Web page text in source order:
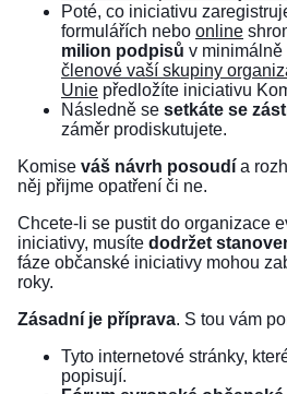
Poté, co iniciativu
formulářích nebo online
milion podpisů v minimálně
členové vaší skupiny
Unie předložíte iniciativu
Následně se setkáte se
záměr prodiskutujete.
Komise váš návrh posoudí a
něj přijme opatření či ne.
Chcete-li se pustit do organizace
iniciativy, musíte dodržet
fáze občanské iniciativy mohou
roky.
Zásadní je příprava. S tou vám
Tyto internetové stránky,
popisují.